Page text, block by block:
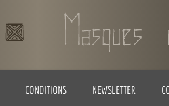
CONDITIONS NEWSLETTER